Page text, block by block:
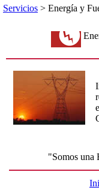
Servicios > Energía y
"Somos una